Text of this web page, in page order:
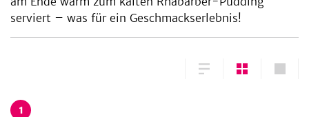
serviert – was für ein Geschmackserlebnis!
1